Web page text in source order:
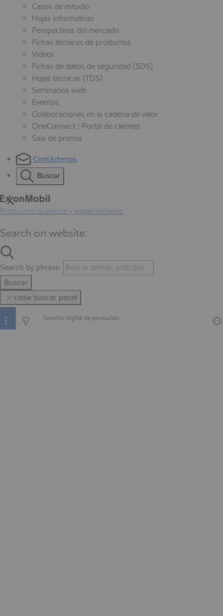
Casos de estudio
Hojas informativas
Perspectivas del mercado
Fichas técnicas de productos
Videos
Fichas de datos de seguridad (SDS)
Hojas técnicas (TDS)
Seminarios web
Eventos
Colaboraciones en la cadena de valor
OneConnect | Portal de clientes
Sala de prensa
Contáctenos
Buscar
Productos químicos y especialidades
Search on website:
Search by phrase:
Buscar
close buscar panel
Selector digital de productos